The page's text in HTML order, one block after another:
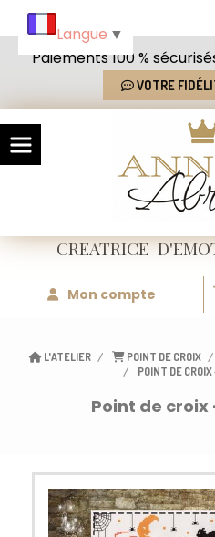
Paiements 100 %
VOTRE
CREATRICE
Mon compte
L'ATELIER POINT DE CROIX
POINT DE
Point de
Langue ▼